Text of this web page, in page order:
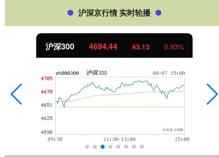
沪深京行情 实时轮播
沪深300 4694.44 43.13 0.93%